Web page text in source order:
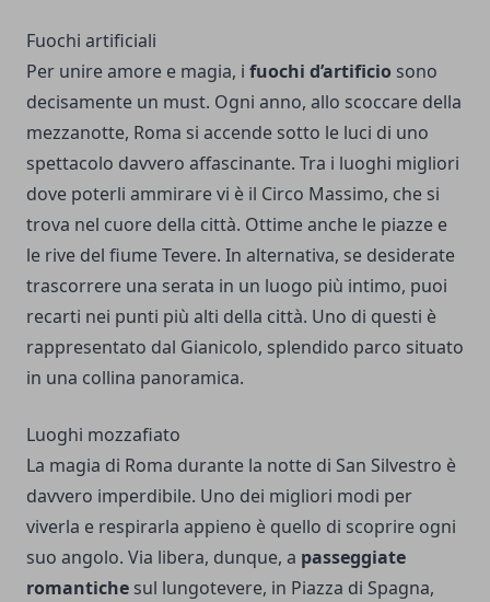
Fuochi artificiali
Per unire amore e magia, i fuochi d’artificio sono
decisamente un must. Ogni anno, allo scoccare della
mezzanotte, Roma si accende sotto le luci di uno
spettacolo davvero affascinante. Tra i luoghi migliori
dove poterli ammirare vi è il Circo Massimo, che si
trova nel cuore della città. Ottime anche le piazze e
le rive del fiume Tevere. In alternativa, se desiderate
trascorrere una serata in un luogo più intimo, puoi
recarti nei punti più alti della città. Uno di questi è
rappresentato dal Gianicolo, splendido parco situato
in una collina panoramica.
Luoghi mozzafiato
La magia di Roma durante la notte di San Silvestro è
davvero imperdibile. Uno dei migliori modi per
viverla e respirarla appieno è quello di scoprire ogni
suo angolo. Via libera, dunque, a passeggiate
romantiche sul lungotevere, in Piazza di Spagna,